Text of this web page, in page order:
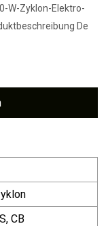
W-Zyklon-Elektro-
De
CB